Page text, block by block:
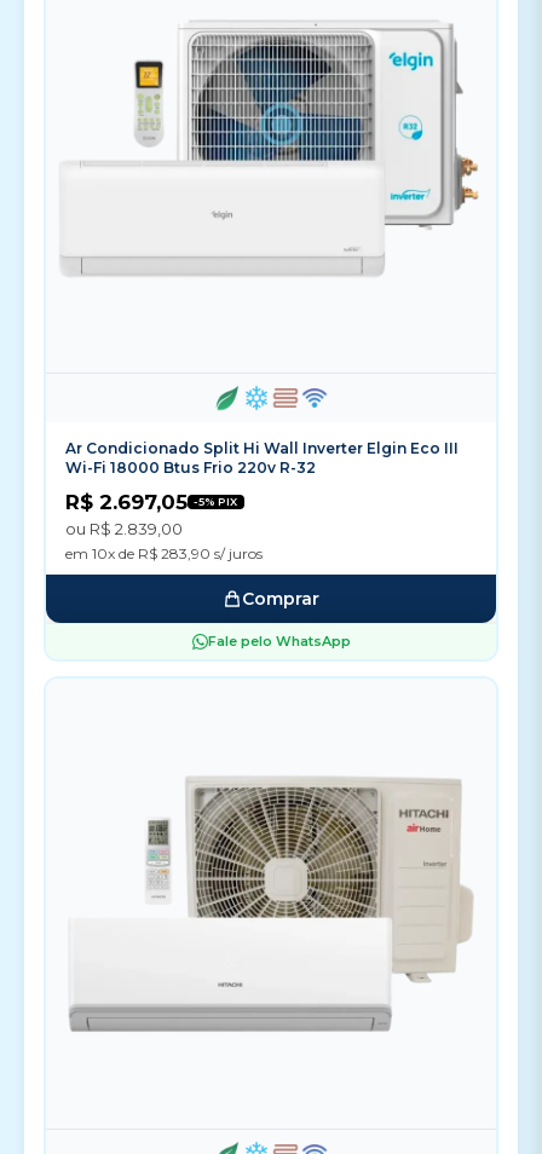
Ar Condicionado Split Hi Wall Inverter Elgin Eco III
Wi-Fi 18000 Btus Frio 220v R-32
R$ 2.697,05 -5% PIX
ou R$ 2.839,00
em 10x de R$ 283,90 s/ juros
Comprar
Fale pelo WhatsApp